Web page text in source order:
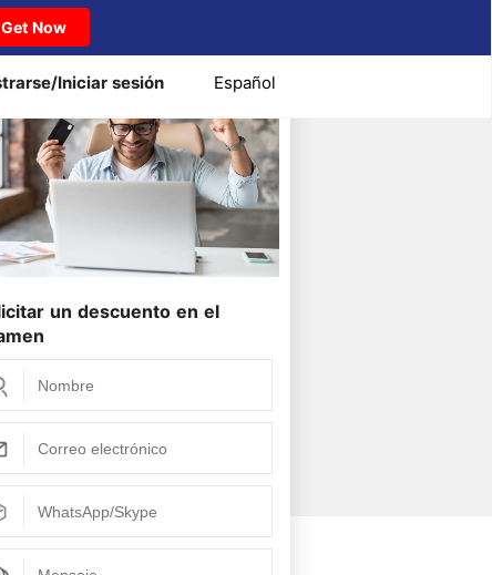
Get Now
Iniciar sesión Español
un descuento en el